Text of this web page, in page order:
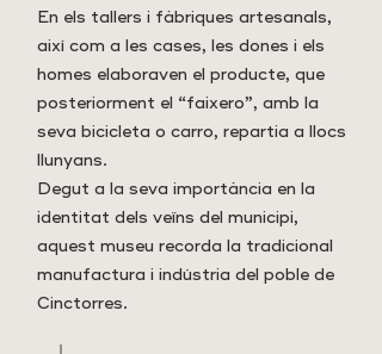
En els tallers i fàbriques artesanals,
així com a les cases, les dones i els
homes elaboraven el producte, que
posteriorment el “faixero”, amb la
seva bicicleta o carro, repartia a llocs
llunyans.
Degut a la seva importància en la
identitat dels veïns del municipi,
aquest museu recorda la tradicional
manufactura i indústria del poble de
Cinctorres.